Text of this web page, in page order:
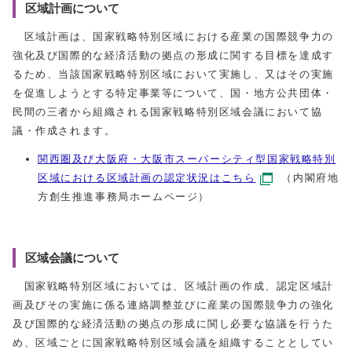
区域計画について
区域計画は、国家戦略特別区域における産業の国際競争力の
強化及び国際的な経済活動の拠点の形成に関する目標を達成す
るため、当該国家戦略特別区域において実施し、又はその実施
を促進しようとする特定事業等について、国・地方公共団体・
民間の三者から組織される国家戦略特別区域会議において協
議・作成されます。
関西圏及び大阪府・大阪市スーパーシティ型国家戦略特別
区域における区域計画の認定状況はこちら
（内閣府地
方創生推進事務局ホームページ）
区域会議について
国家戦略特別区域においては、区域計画の作成、認定区域計
画及びその実施に係る連絡調整並びに産業の国際競争力の強化
及び国際的な経済活動の拠点の形成に関し必要な協議を行うた
め、区域ごとに国家戦略特別区域会議を組織することとしてい